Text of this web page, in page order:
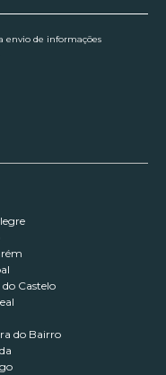
envio de informações
Castelo
do Bairro